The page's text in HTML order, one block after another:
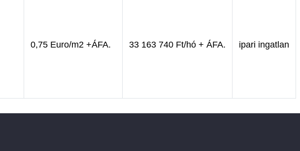
0,75 Euro/m2 +ÁFA. 33 163 740 Ft/hó + ÁFA. ipari ingatlan